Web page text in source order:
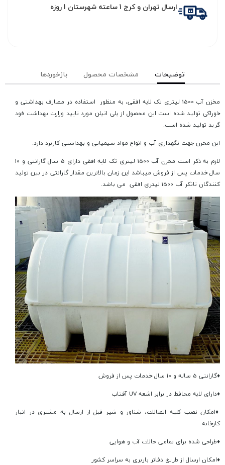
ارسال تهران و کرج 1 ساعته شهرستان 1 روزه
توضیحات مشخصات محصول بازخوردها
مخزن آب 1500 لیتری تک لایه افقی، به منظور استفاده در مصارف بهداشتی و
خوراکی تولید شده است این محصول از پلی اتیلن مورد تایید وزارت بهداشت فود
گرید تولید شده است.
این مخزن جهت نگهداری آب و انواع مواد شیمیایی و بهداشتی کاربرد دارد.
لازم به ذکر است مخزن آب 1500 لیتری تک لایه افقی دارای 5 سال گارانتی و 10
سال خدمات پس از فروش میباشد این زمان بالاترین مقدار گارانتی در بین تولید
کنندگان تانکر آب 1500 لیتری افقی می باشد.
♦گارانتی 5 ساله و ۱۰ سال خدمات پس از فروش
♦دارای لایه محافظ در برابر اشعه UV آفتاب
♦امکان نصب کلیه اتصالات، شناور و شیر قبل از ارسال به مشتری در انبار
کارخانه
♦طراحی شده برای تمامی حالات آب و هوایی
♦امکان ارسال از طریق دفاتر باربری به سراسر کشور